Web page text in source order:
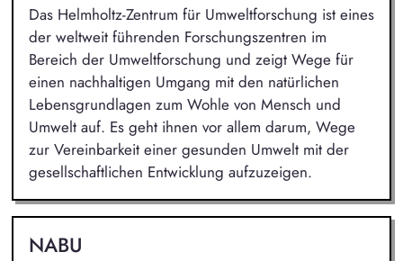
Das Helmholtz-Zentrum für Umweltforschung ist eines
der weltweit führenden Forschungszentren im
Bereich der Umweltforschung und zeigt Wege für
einen nachhaltigen Umgang mit den natürlichen
Lebensgrundlagen zum Wohle von Mensch und
Umwelt auf. Es geht ihnen vor allem darum, Wege
zur Vereinbarkeit einer gesunden Umwelt mit der
gesellschaftlichen Entwicklung aufzuzeigen.
NABU